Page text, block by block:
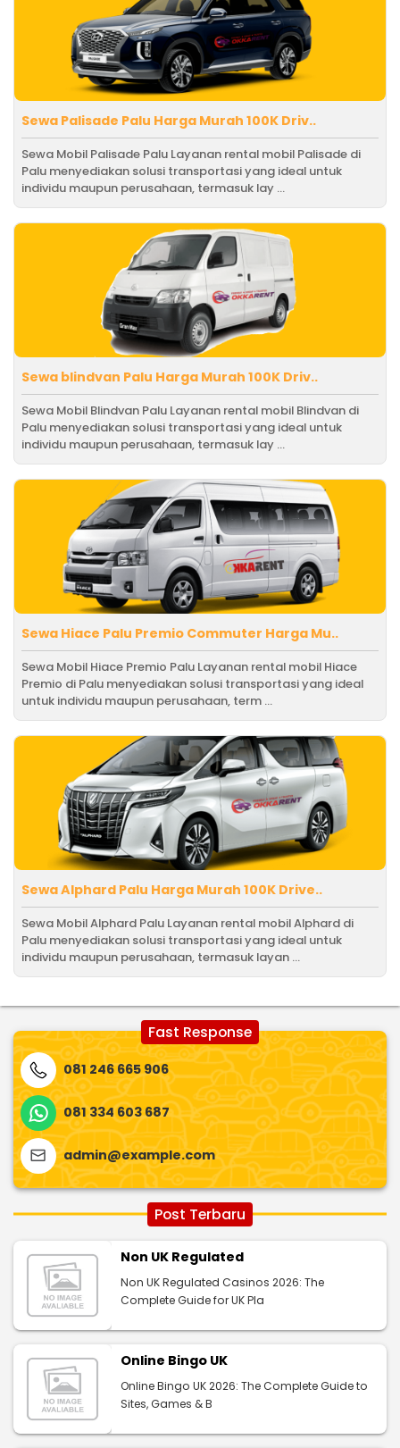
Sewa Palisade Palu Harga Murah 100K Driv..
Sewa Mobil Palisade Palu Layanan rental mobil Palisade di
Palu menyediakan solusi transportasi yang ideal untuk
individu maupun perusahaan, termasuk lay ...
Sewa blindvan Palu Harga Murah 100K Driv..
Sewa Mobil Blindvan Palu Layanan rental mobil Blindvan di
Palu menyediakan solusi transportasi yang ideal untuk
individu maupun perusahaan, termasuk lay ...
Sewa Hiace Palu Premio Commuter Harga Mu..
Sewa Mobil Hiace Premio Palu Layanan rental mobil Hiace
Premio di Palu menyediakan solusi transportasi yang ideal
untuk individu maupun perusahaan, term ...
Sewa Alphard Palu Harga Murah 100K Drive..
Sewa Mobil Alphard Palu Layanan rental mobil Alphard di
Palu menyediakan solusi transportasi yang ideal untuk
individu maupun perusahaan, termasuk layan ...
Fast Response
081 246 665 906
081 334 603 687
admin@example.com
Post Terbaru
Non UK Regulated
Non UK Regulated Casinos 2026: The
Complete Guide for UK Pla
Online Bingo UK
Online Bingo UK 2026: The Complete Guide to
Sites, Games & B